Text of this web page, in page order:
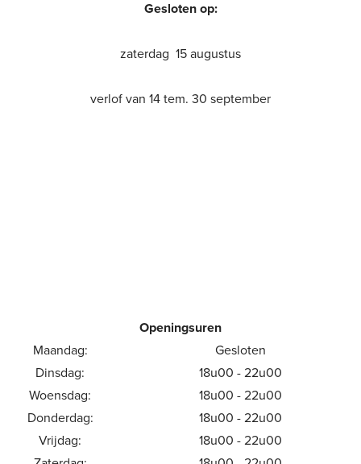
Gesloten op:
zaterdag 15 augustus
verlof van 14 tem. 30 september
Openingsuren
Maandag:
Dinsdag:
Woensdag:
Donderdag:
Vrijdag:
Gesloten
18u00 - 22u00
18u00 - 22u00
18u00 - 22u00
18u00 - 22u00